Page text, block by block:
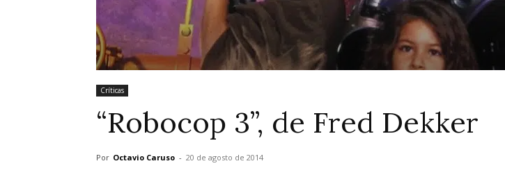
Cinema
Críticas
“Robocop 3”, de Fred Dekker
Por Octavio Caruso - 20 de agosto de 2014